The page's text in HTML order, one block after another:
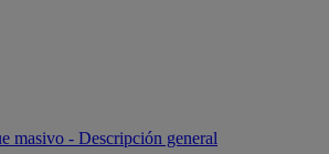
masivo - Descripción general